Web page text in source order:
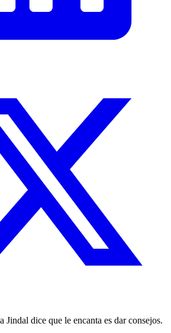
Jindal dice que le encanta es dar consejos.